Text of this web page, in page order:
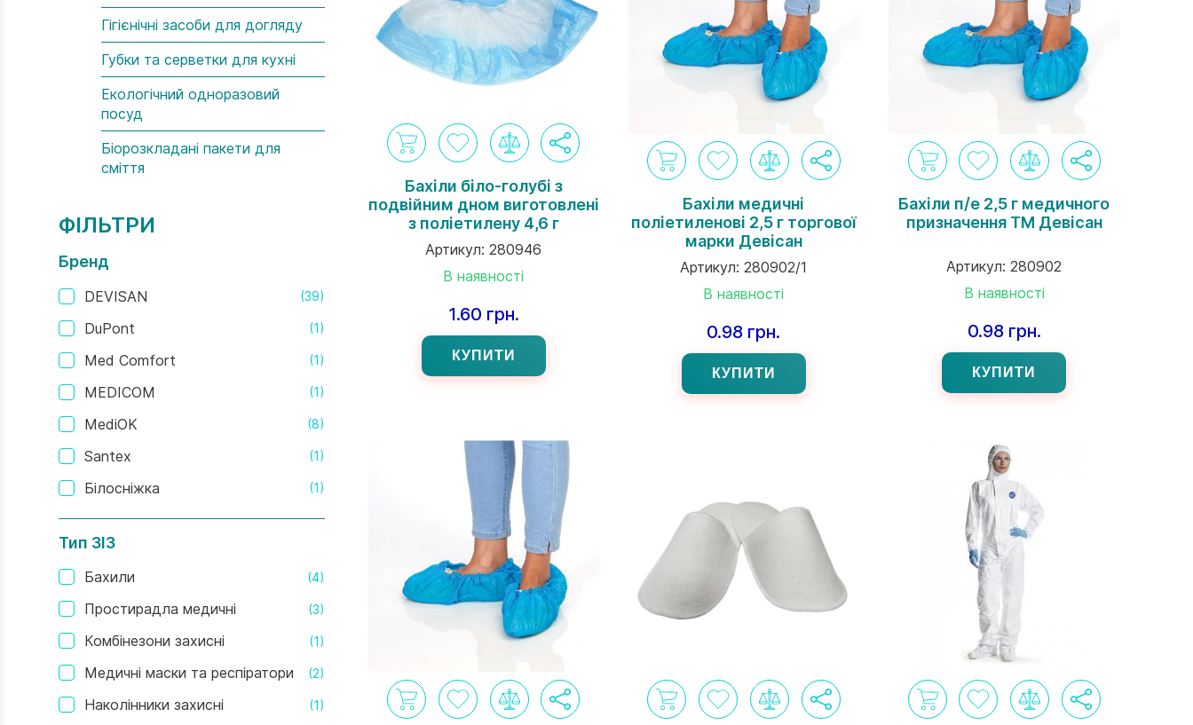
Бахіли біло-голубі з
подвійним дном виготовлені
з поліетилену 4,6 г
Артикул: 280946
В наявності
1.60 грн.
КУПИТИ
Бахіли медичні
поліетиленові 2,5 г торгової
марки Девісан
Артикул: 280902/1
В наявності
0.98 грн.
КУПИТИ
Бахіли п/е 2,5 г медичного
призначення ТМ Девісан
Артикул: 280902
В наявності
0.98 грн.
КУПИТИ
Гігієнічні засоби для догляду
Губки та серветки для кухні
Екологічний одноразовий
посуд
Біорозкладані пакети для
сміття
ФІЛЬТРИ
Бренд
DEVISAN (39)
DuPont (1)
Med Comfort (1)
MEDICOM (1)
MediOK (8)
Santex (1)
Білосніжка (1)
Тип ЗІЗ
Бахили (4)
Простирадла медичні (3)
Комбінезони захисні (1)
Медичні маски та респіратори (2)
Наколінники захисні (1)